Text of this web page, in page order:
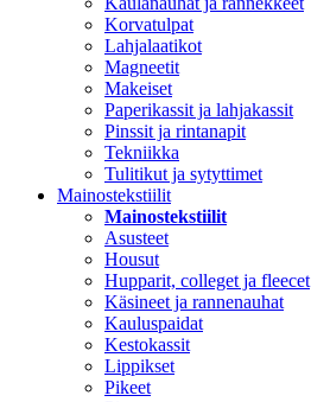
Korvatulpat
Lahjalaatikot
Magneetit
Makeiset
Paperikassit ja lahjakassit
Pinssit ja rintanapit
Tekniikka
Tulitikut ja sytyttimet
Mainostekstiilit
Mainostekstiilit
Asusteet
Housut
Hupparit, colleget ja fleecet
Käsineet ja rannenauhat
Kauluspaidat
Kestokassit
Lippikset
Pikeet